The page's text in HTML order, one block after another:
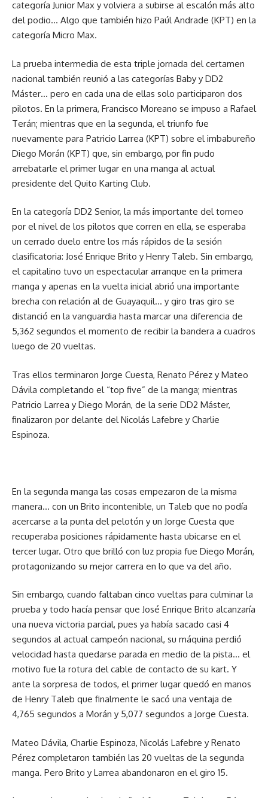
categoría Junior Max y volviera a subirse al escalón más alto
del podio… Algo que también hizo Paúl Andrade (KPT) en la
categoría Micro Max.
La prueba intermedia de esta triple jornada del certamen
nacional también reunió a las categorías Baby y DD2
Máster… pero en cada una de ellas solo participaron dos
pilotos. En la primera, Francisco Moreano se impuso a Rafael
Terán; mientras que en la segunda, el triunfo fue
nuevamente para Patricio Larrea (KPT) sobre el imbabureño
Diego Morán (KPT) que, sin embargo, por fin pudo
arrebatarle el primer lugar en una manga al actual
presidente del Quito Karting Club.
En la categoría DD2 Senior, la más importante del torneo
por el nivel de los pilotos que corren en ella, se esperaba
un cerrado duelo entre los más rápidos de la sesión
clasificatoria: José Enrique Brito y Henry Taleb. Sin embargo,
el capitalino tuvo un espectacular arranque en la primera
manga y apenas en la vuelta inicial abrió una importante
brecha con relación al de Guayaquil… y giro tras giro se
distanció en la vanguardia hasta marcar una diferencia de
5,362 segundos el momento de recibir la bandera a cuadros
luego de 20 vueltas.
Tras ellos terminaron Jorge Cuesta, Renato Pérez y Mateo
Dávila completando el “top five” de la manga; mientras
Patricio Larrea y Diego Morán, de la serie DD2 Máster,
finalizaron por delante del Nicolás Lafebre y Charlie
Espinoza.
En la segunda manga las cosas empezaron de la misma
manera… con un Brito incontenible, un Taleb que no podía
acercarse a la punta del pelotón y un Jorge Cuesta que
recuperaba posiciones rápidamente hasta ubicarse en el
tercer lugar. Otro que brilló con luz propia fue Diego Morán,
protagonizando su mejor carrera en lo que va del año.
Sin embargo, cuando faltaban cinco vueltas para culminar la
prueba y todo hacía pensar que José Enrique Brito alcanzaría
una nueva victoria parcial, pues ya había sacado casi 4
segundos al actual campeón nacional, su máquina perdió
velocidad hasta quedarse parada en medio de la pista… el
motivo fue la rotura del cable de contacto de su kart. Y
ante la sorpresa de todos, el primer lugar quedó en manos
de Henry Taleb que finalmente le sacó una ventaja de
4,765 segundos a Morán y 5,077 segundos a Jorge Cuesta.
Mateo Dávila, Charlie Espinoza, Nicolás Lafebre y Renato
Pérez completaron también las 20 vueltas de la segunda
manga. Pero Brito y Larrea abandonaron en el giro 15.